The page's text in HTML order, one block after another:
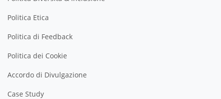
Politica Etica
Politica di Feedback
Politica dei Cookie
Accordo di Divulgazione
Case Study